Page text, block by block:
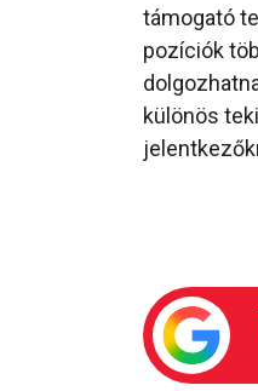
támogató
pozíciók
különös